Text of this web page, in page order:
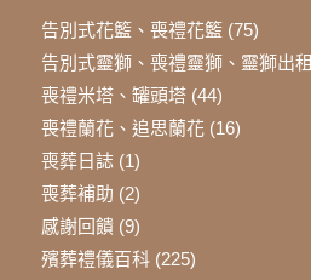
告別式花籃、喪禮花籃(75)
告別式靈獅、喪禮靈獅、靈獅出租
喪禮米塔、罐頭塔(44)
喪禮蘭花、追思蘭花(16)
喪葬日誌(1)
喪葬補助 (2)
感謝回饋(9)
殯葬禮儀百科(225)